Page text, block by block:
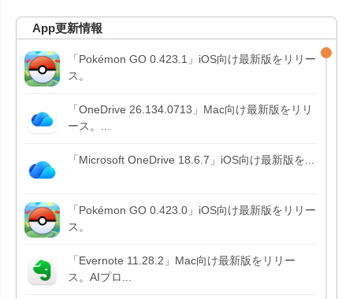
App更新情報
「Pokémon GO 0.423.1」iOS向け最新版をリリー
ス。
「OneDrive 26.134.0713」Mac向け最新版をリリ
ース。...
「Microsoft OneDrive 18.6.7」iOS向け最新版を...
「Pokémon GO 0.423.0」iOS向け最新版をリリー
ス。
「Evernote 11.28.2」Mac向け最新版をリリー
ス。AIプロ...